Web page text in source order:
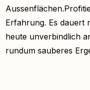
Erfahrung. Es dauert
heute unverbindlich
rundum sauberes